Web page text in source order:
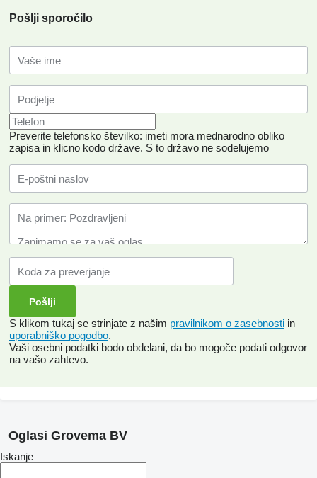
Pošlji sporočilo
Preverite telefonsko številko: imeti mora mednarodno obliko
zapisa in klicno kodo države. S to državo ne sodelujemo
S klikom tukaj se strinjate z našim pravilnikom o zasebnosti in
uporabniško pogodbo.
Vaši osebni podatki bodo obdelani, da bo mogoče podati odgovor
na vašo zahtevo.
Oglasi Grovema BV
Iskanje